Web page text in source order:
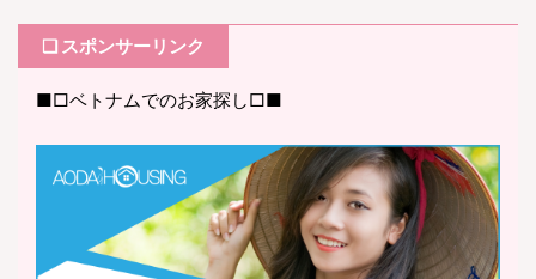
❏ スポンサーリンク
■□ベトナムでのお家探し□■